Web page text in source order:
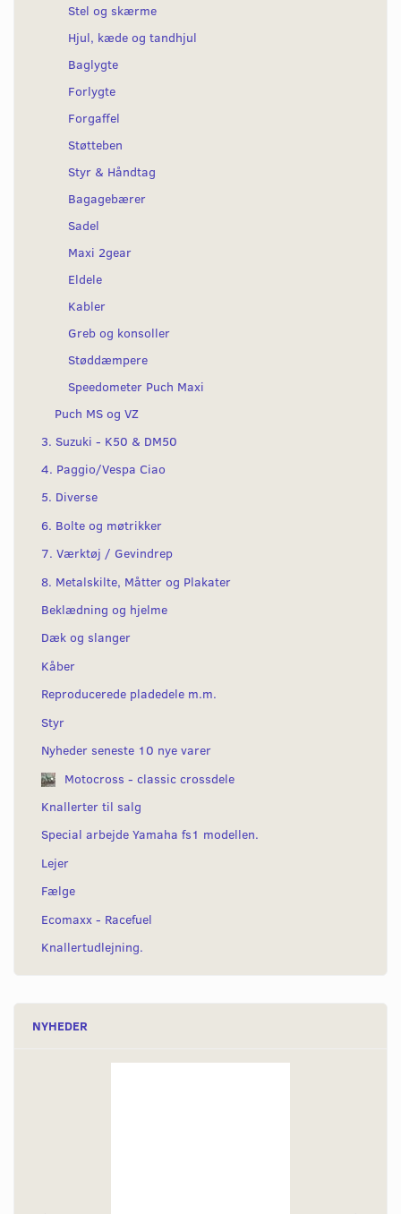
Stel og skærme
Hjul, kæde og tandhjul
Baglygte
Forlygte
Forgaffel
Støtteben
Styr & Håndtag
Bagagebærer
Sadel
Maxi 2gear
Eldele
Kabler
Greb og konsoller
Støddæmpere
Speedometer Puch Maxi
Puch MS og VZ
3. Suzuki - K50 & DM50
4. Paggio/Vespa Ciao
5. Diverse
6. Bolte og møtrikker
7. Værktøj / Gevindrep
8. Metalskilte, Måtter og Plakater
Beklædning og hjelme
Dæk og slanger
Kåber
Reproducerede pladedele m.m.
Styr
Nyheder seneste 10 nye varer
Motocross - classic crossdele
Knallerter til salg
Special arbejde Yamaha fs1 modellen.
Lejer
Fælge
Ecomaxx - Racefuel
Knallertudlejning.
NYHEDER